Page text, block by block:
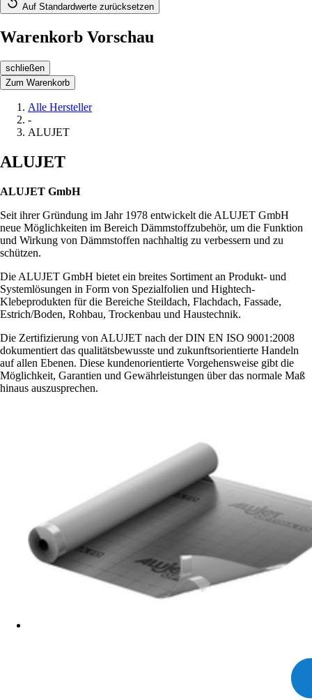
Auf Standardwerte zurücksetzen
Warenkorb Vorschau
schließen
Zum Warenkorb
Alle Hersteller
-
ALUJET
ALUJET
ALUJET GmbH
Seit ihrer Gründung im Jahr 1978 entwickelt die ALUJET GmbH
neue Möglichkeiten im Bereich Dämmstoffzubehör, um die Funktion
und Wirkung von Dämmstoffen nachhaltig zu verbessern und zu
schützen.
Die ALUJET GmbH bietet ein breites Sortiment an Produkt- und
Systemlösungen in Form von Spezialfolien und Hightech-
Klebeprodukten für die Bereiche Steildach, Flachdach, Fassade,
Estrich/Boden, Rohbau, Trockenbau und Haustechnik.
Die Zertifizierung von ALUJET nach der DIN EN ISO 9001:2008
dokumentiert das qualitätsbewusste und zukunftsorientierte Handeln
auf allen Ebenen. Diese kundenorientierte Vorgehensweise gibt die
Möglichkeit, Garantien und Gewährleistungen über das normale Maß
hinaus auszusprechen.